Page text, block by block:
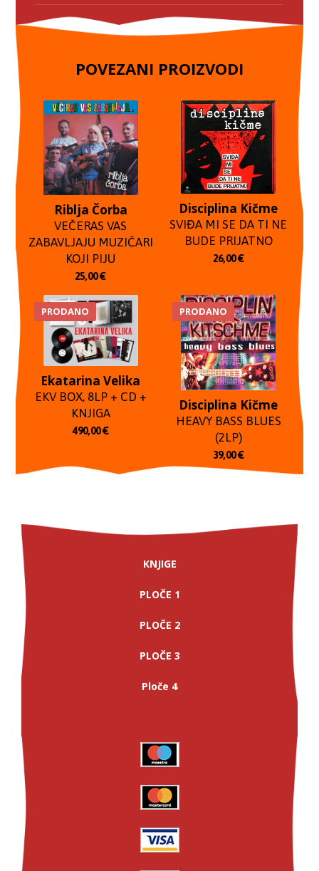
POVEZANI PROIZVODI
Riblja Čorba
VEČERAS VAS
ZABAVLJAJU MUZIČARI
KOJI PIJU
25,00€
Disciplina Kičme
SVIĐA MI SE DA TI NE
BUDE PRIJATNO
26,00€
PRODANO
Ekatarina Velika
EKV BOX, 8LP + CD +
KNJIGA
490,00€
PRODANO
Disciplina Kičme
HEAVY BASS BLUES
(2LP)
39,00€
KNJIGE
PLOČE 1
PLOČE 2
PLOČE 3
Ploče 4